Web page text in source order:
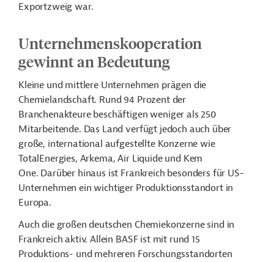
Exportzweig war.
Unternehmenskooperation
gewinnt an Bedeutung
Kleine und mittlere Unternehmen prägen die
Chemielandschaft. Rund 94 Prozent der
Branchenakteure beschäftigen weniger als 250
Mitarbeitende. Das Land verfügt jedoch auch über
große, international aufgestellte Konzerne wie
TotalEnergies, Arkema, Air Liquide und Kem
One. Darüber hinaus ist Frankreich besonders für US-
Unternehmen ein wichtiger Produktionsstandort in
Europa.
Auch die großen deutschen Chemiekonzerne sind in
Frankreich aktiv. Allein BASF ist mit rund 15
Produktions- und mehreren Forschungsstandorten